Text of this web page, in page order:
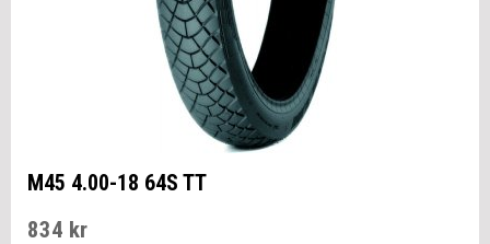
M45 4.00-18 64S TT
834 kr